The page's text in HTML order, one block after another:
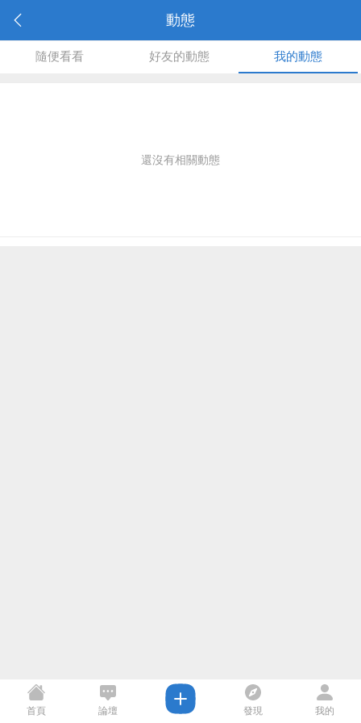
動態
隨便看看 好友的動態 我的動態
還沒有相關動態
首頁 論壇 發現 我的